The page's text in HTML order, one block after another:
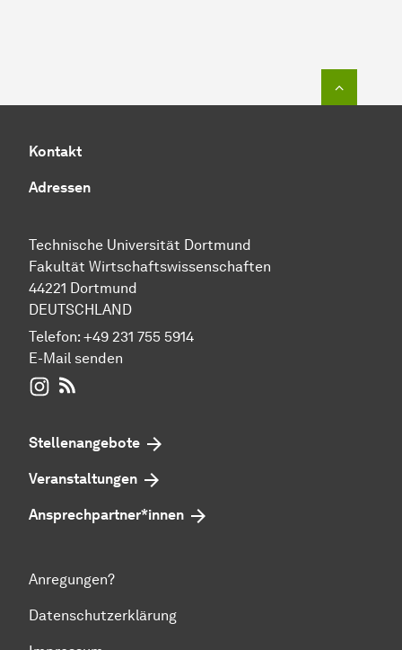
Kontakt
Adressen
Technische Universität Dortmund
Fakultät Wirtschaftswissenschaften
44221 Dortmund
DEUTSCHLAND
Telefon: +49 231 755 5914
E-Mail senden
WIWI auf Instagram
Stellenangebote
Veranstaltungen
Ansprechpartner*innen
Anregungen?
Datenschutzerklärung